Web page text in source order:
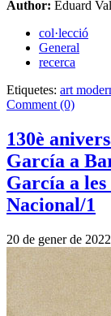
Author: Eduard
col·lecció
General
recerca
Etiquetes: art
Comment (0)
130è
García a
García a les
Nacional/1
20 de gener de 2022